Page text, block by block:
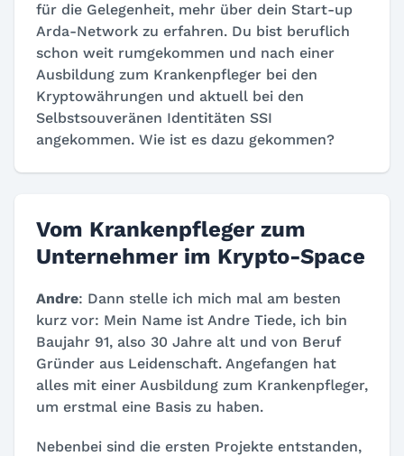
für die Gelegenheit, mehr über dein Start-up
Arda-Network zu erfahren. Du bist beruflich
schon weit rumgekommen und nach einer
Ausbildung zum Krankenpfleger bei den
Kryptowährungen und aktuell bei den
Selbstsouveränen Identitäten SSI
angekommen. Wie ist es dazu gekommen?
Vom Krankenpfleger zum
Unternehmer im Krypto-Space
Andre: Dann stelle ich mich mal am besten
kurz vor: Mein Name ist Andre Tiede, ich bin
Baujahr 91, also 30 Jahre alt und von Beruf
Gründer aus Leidenschaft. Angefangen hat
alles mit einer Ausbildung zum Krankenpfleger,
um erstmal eine Basis zu haben.
Nebenbei sind die ersten Projekte entstanden,